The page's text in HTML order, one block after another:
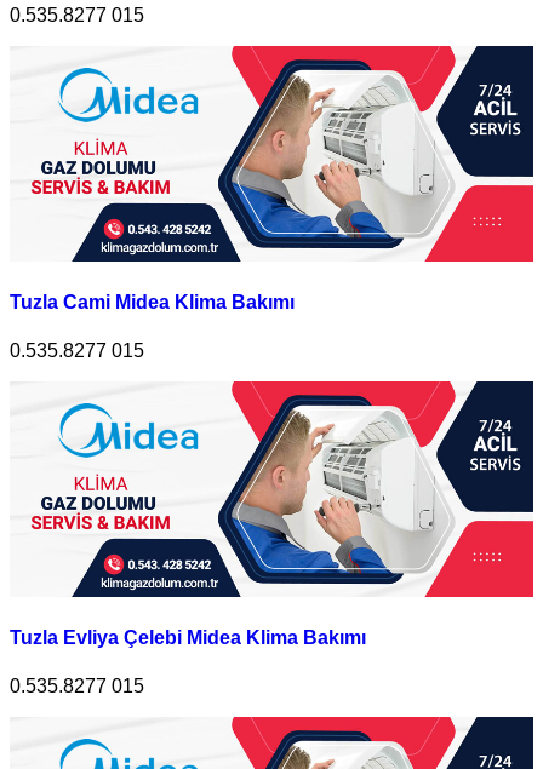
0.535.8277 015
Tuzla Cami Midea Klima Bakımı
0.535.8277 015
Tuzla Evliya Çelebi Midea Klima Bakımı
0.535.8277 015